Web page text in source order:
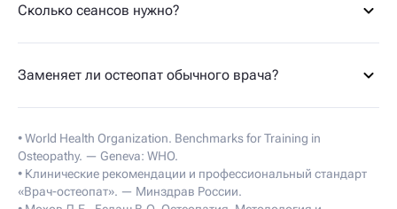
Сколько сеансов нужно?
Заменяет ли остеопат обычного врача?
• World Health Organization. Benchmarks for Training in
Osteopathy. — Geneva: WHO.
• Клинические рекомендации и профессиональный стандарт
«Врач-остеопат». — Минздрав России.